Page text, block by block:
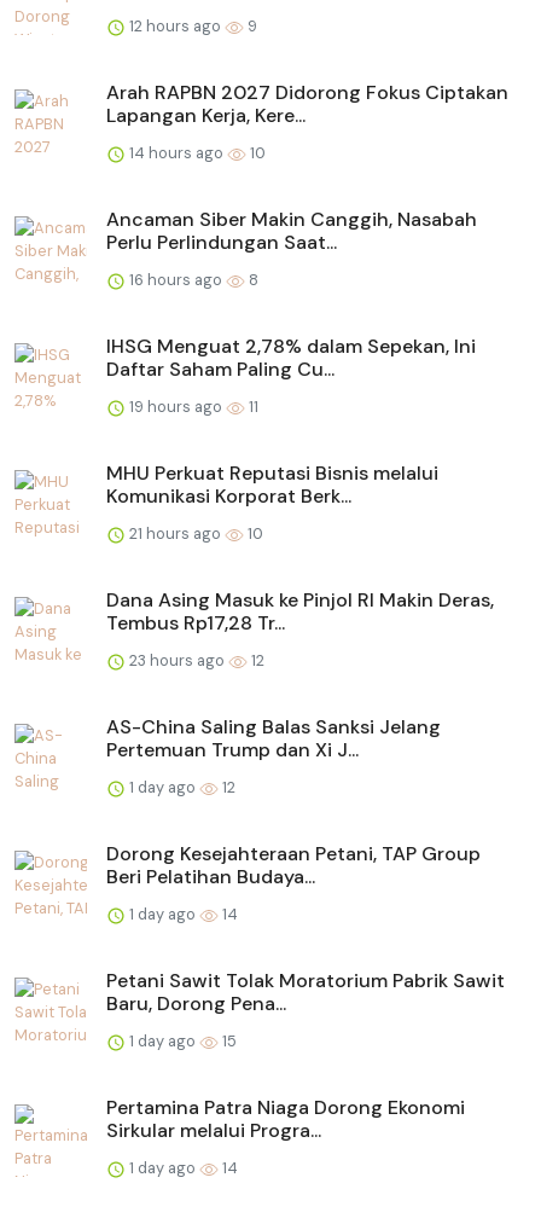
12 hours ago 9
Arah RAPBN 2027 Didorong Fokus Ciptakan
Lapangan Kerja, Kere...
14 hours ago 10
Ancaman Siber Makin Canggih, Nasabah
Perlu Perlindungan Saat...
16 hours ago 8
IHSG Menguat 2,78% dalam Sepekan, Ini
Daftar Saham Paling Cu...
19 hours ago 11
MHU Perkuat Reputasi Bisnis melalui
Komunikasi Korporat Berk...
21 hours ago 10
Dana Asing Masuk ke Pinjol RI Makin Deras,
Tembus Rp17,28 Tr...
23 hours ago 12
AS-China Saling Balas Sanksi Jelang
Pertemuan Trump dan Xi J...
1 day ago 12
Dorong Kesejahteraan Petani, TAP Group
Beri Pelatihan Budaya...
1 day ago 14
Petani Sawit Tolak Moratorium Pabrik Sawit
Baru, Dorong Pena...
1 day ago 15
Pertamina Patra Niaga Dorong Ekonomi
Sirkular melalui Progra...
1 day ago 14